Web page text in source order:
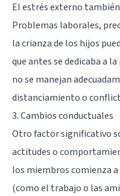
El estrés externo
Problemas laborales,
la crianza de los hijos
que antes se dedicaba a
no se manejan
distanciamiento o
3. Cambios conductuales
Otro factor significativo
actitudes o
los miembros comienza
(como el trabajo o las